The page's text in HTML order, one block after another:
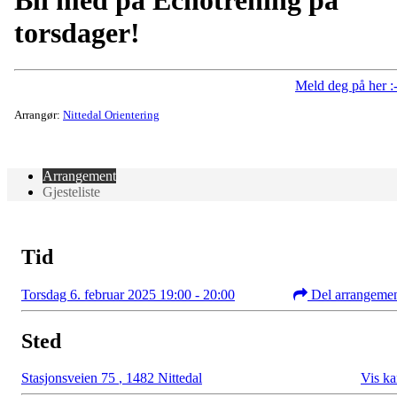
torsdager!
Arrangør: Nittedal Orientering
Meld deg på her
Arrangement
Gjesteliste
Tid
Torsdag 6. februar 2025 19:00 - 20:00 Del
Sted
Stasjonsveien 75 , 1482 Nittedal Vis